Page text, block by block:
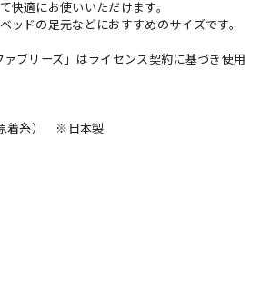
快適にお使いいただけます。
ッドの足元などにおすすめのサイズです。
ブリーズ」はライセンス契約に基づき使用
着糸） ※日本製